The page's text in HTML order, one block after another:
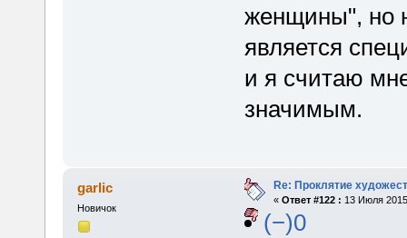
женщины", но
является
и я считаю
значимым.
garlic
Новичок
Re: Проклятие
« Ответ #122 : 13 Июля
(−)0